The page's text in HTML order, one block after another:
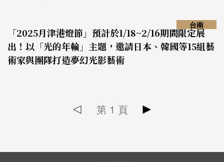
「2025月津港燈節」預計於1/18~2/16期間限定展
出！以「光的年輪」主題，邀請日本、韓國等15組藝
術家與團隊打造夢幻光影藝術
台南
第 1 頁